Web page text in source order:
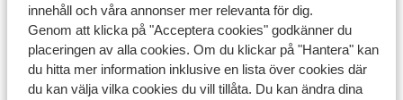
innehåll och våra annonser mer relevanta för dig.
Genom att klicka på "Acceptera cookies" godkänner du
placeringen av alla cookies. Om du klickar på "Hantera" kan
du hitta mer information inklusive en lista över cookies där
du kan välja vilka cookies du vill tillåta. Du kan ändra dina
För mer information om hur namn ska anges, klicka